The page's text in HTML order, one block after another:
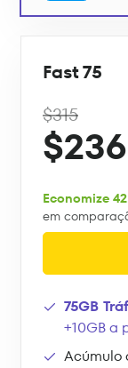
Fast 75
$315
Economize
em
75GB
+10GB a
Acúmulo